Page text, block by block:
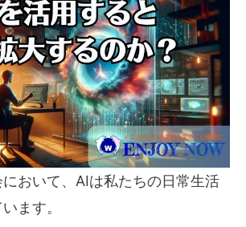
おいて、AIは私たちの日常生活
ます。